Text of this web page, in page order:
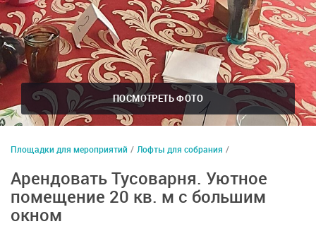
ПОСМОТРЕТЬ ФОТО
Площадки для мероприятий / Лофты для собрания /
Арендовать Тусоварня. Уютное
помещение 20 кв. м с большим
окном